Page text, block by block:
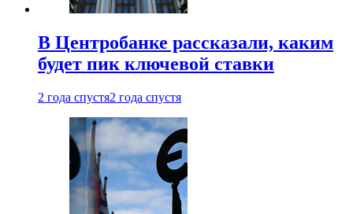
В Центробанке рассказали, каким
будет пик ключевой ставки
2 года спустя2 года спустя